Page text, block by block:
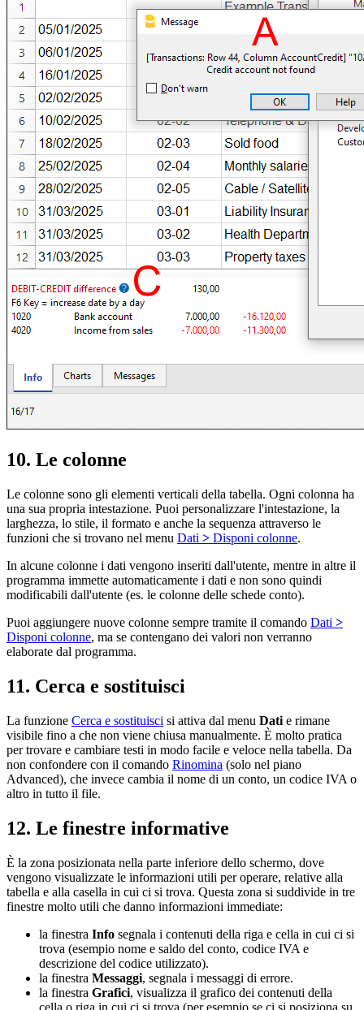
10. Le colonne
Le colonne sono gli elementi verticali della tabella. Ogni colonna ha
una sua propria intestazione. Puoi personalizzare l'intestazione, la
larghezza, lo stile, il formato e anche la sequenza attraverso le
funzioni che si trovano nel menu Dati > Disponi colonne.
In alcune colonne i dati vengono inseriti dall'utente, mentre in altre il
programma immette automaticamente i dati e non sono quindi
modificabili dall'utente (es. le colonne delle schede conto).
Puoi aggiungere nuove colonne sempre tramite il comando Dati >
Disponi colonne, ma se contengano dei valori non verranno
elaborate dal programma.
11. Cerca e sostituisci
La funzione Cerca e sostituisci si attiva dal menu Dati e rimane
visibile fino a che non viene chiusa manualmente. È molto pratica
per trovare e cambiare testi in modo facile e veloce nella tabella. Da
non confondere con il comando Rinomina (solo nel piano
Advanced), che invece cambia il nome di un conto, un codice IVA o
altro in tutto il file.
12. Le finestre informative
È la zona posizionata nella parte inferiore dello schermo, dove
vengono visualizzate le informazioni utili per operare, relative alla
tabella e alla casella in cui ci si trova. Questa zona si suddivide in tre
finestre molto utili che danno informazioni immediate:
la finestra Info segnala i contenuti della riga e cella in cui ci si
trova (esempio nome e saldo del conto, codice IVA e
descrizione del codice utilizzato).
la finestra Messaggi, segnala i messaggi di errore.
la finestra Grafici, visualizza il grafico dei contenuti della
cella o riga in cui ci si trova (per esempio se ci si posiziona su